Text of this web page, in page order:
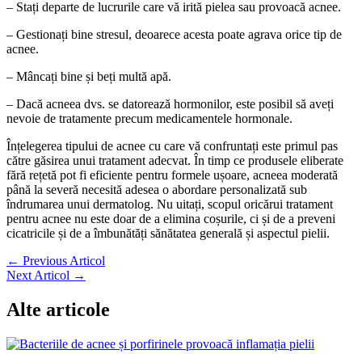
– Stați departe de lucrurile care vă irită pielea sau provoacă acnee.
– Gestionați bine stresul, deoarece acesta poate agrava orice tip de
acnee.
– Mâncați bine și beți multă apă.
– Dacă acneea dvs. se datorează hormonilor, este posibil să aveți
nevoie de tratamente precum medicamentele hormonale.
Înțelegerea tipului de acnee cu care vă confruntați este primul pas
către găsirea unui tratament adecvat. În timp ce produsele eliberate
fără rețetă pot fi eficiente pentru formele ușoare, acneea moderată
până la severă necesită adesea o abordare personalizată sub
îndrumarea unui dermatolog. Nu uitați, scopul oricărui tratament
pentru acnee nu este doar de a elimina coșurile, ci și de a preveni
cicatricile și de a îmbunătăți sănătatea generală și aspectul pielii.
← Previous Articol
Next Articol →
Alte articole